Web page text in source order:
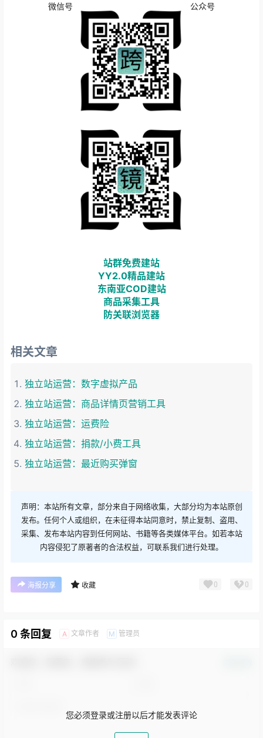
微信号 公众号
站群免费建站
YY2.0精品建站
东南亚COD建站
商品采集工具
防关联浏览器
相关文章
独立站运营：数字虚拟产品
独立站运营：商品详情页营销工具
独立站运营：运费险
独立站运营：捐款/小费工具
独立站运营：最近购买弹窗
声明：本站所有文章，部分来自于网络收集，大部分均为本站原创
发布。任何个人或组织，在未征得本站同意时，禁止复制、盗用、
采集、发布本站内容到任何网站、书籍等各类媒体平台。如若本站
内容侵犯了原著者的合法权益，可联系我们进行处理。
海报分享 收藏 0 0
0 条回复 A 文章作者 M 管理员
您必须登录或注册以后才能发表评论